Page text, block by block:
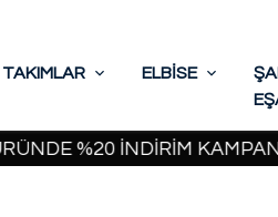
TAKIMLAR ELBİSE
%20 İNDİRİM KAMPANYASI